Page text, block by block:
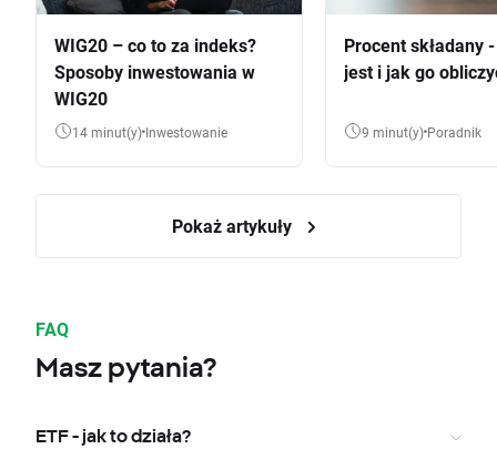
WIG20 – co to za indeks?
Sposoby inwestowania w
WIG20
14 minut(y) Inwestowanie
Procent składany
jest i jak go
9 minut(y) Poradnik
Pokaż artykuły
FAQ
Masz pytania?
ETF - jak to działa?